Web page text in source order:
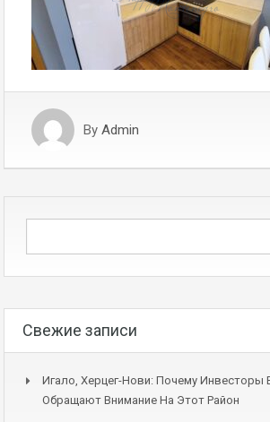
By Admin
Свежие записи
Игало, Херцег-Нови: Почему Инвесторы
Обращают Внимание На Этот Район